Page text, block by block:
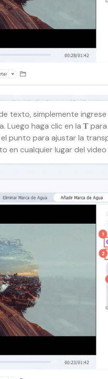
texto, simplemente
Luego haga clic en laT
punto para ajustar la
en cualquier lugar del video